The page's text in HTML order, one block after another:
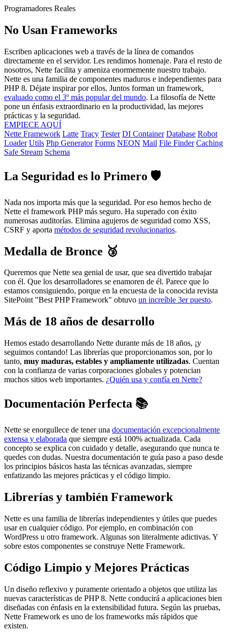
Programadores Reales
No Usan Frameworks
Escriben aplicaciones web a través de la línea de comandos
directamente en el servidor. Les rendimos homenaje. Para el resto de
nosotros, Nette facilita y ameniza enormemente nuestro trabajo.
Nette es una familia de componentes maduros e independientes para
PHP 8. Déjate inspirar por ellos. Juntos forman un framework,
evaluado como el 3º más popular del mundo. La filosofía de Nette
pone un énfasis extraordinario en la productividad, las mejores
prácticas y la seguridad.
EMPIECE AQUÍ
Nette Framework Latte Tracy Tester DI Container Database Robot
Loader Utils Php Generator Forms NEON Mail File Finder Caching
Safe Stream Schema
La Seguridad es lo Primero 🛡️
Nada nos importa más que la seguridad. Por eso hemos hecho de
Nette el framework PHP más seguro. Ha superado con éxito
numerosas auditorías. Elimina agujeros de seguridad como XSS,
CSRF y aporta métodos de seguridad revolucionarios.
Medalla de Bronce 🥉
Queremos que Nette sea genial de usar, que sea divertido trabajar
con él. Que los desarrolladores se enamoren de él. Parece que lo
estamos consiguiendo, porque en la encuesta de la conocida revista
SitePoint "Best PHP Framework" obtuvo un increíble 3er puesto.
Más de 18 años de desarrollo
Hemos estado desarrollando Nette durante más de 18 años, ¡y
seguimos contando! Las librerías que proporcionamos son, por lo
tanto, muy maduras, estables y ampliamente utilizadas. Cuentan
con la confianza de varias corporaciones globales y potencian
muchos sitios web importantes. ¿Quién usa y confía en Nette?
Documentación Perfecta 📚
Nette se enorgullece de tener una documentación excepcionalmente
extensa y elaborada que siempre está 100% actualizada. Cada
concepto se explica con cuidado y detalle, asegurando que nunca te
quedes con dudas. Nuestra documentación te guía paso a paso desde
los principios básicos hasta las técnicas avanzadas, siempre
enfatizando las mejores prácticas y el código limpio.
Librerías y también Framework
Nette es una familia de librerías independientes y útiles que puedes
usar en cualquier código. Por ejemplo, en combinación con
WordPress u otro framework. Algunas son literalmente adictivas. Y
sobre estos componentes se construye Nette Framework.
Código Limpio y Mejores Prácticas
Un diseño reflexivo y puramente orientado a objetos que utiliza las
nuevas características de PHP 8. Nette conducirá a aplicaciones bien
diseñadas con énfasis en la extensibilidad futura. Según las pruebas,
Nette Framework es uno de los frameworks más rápidos que
existen.